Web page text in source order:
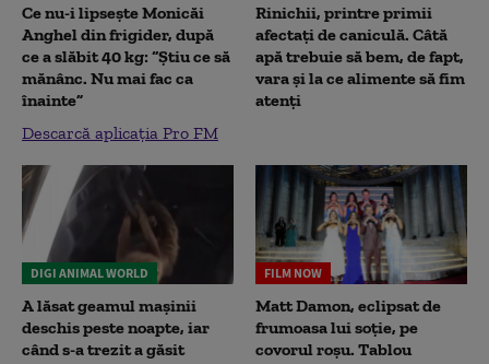
Ce nu-i lipsește Monicăi
Anghel din frigider, după
ce a slăbit 40 kg: “Știu ce să
mănânc. Nu mai fac ca
înainte”
Descarcă aplicația Pro FM
Rinichii, printre primii
afectați de caniculă. Câtă
apă trebuie să bem, de fapt,
vara și la ce alimente să fim
atenți
DIGI ANIMAL WORLD
A lăsat geamul mașinii
deschis peste noapte, iar
când s-a trezit a găsit
FILM NOW
Matt Damon, eclipsat de
frumoasa lui soție, pe
covorul roșu. Tablou